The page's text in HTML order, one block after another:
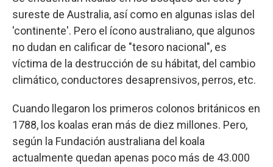
sureste de Australia, así como en algunas islas del
'continente'. Pero el ícono australiano, que algunos
no dudan en calificar de "tesoro nacional", es
víctima de la destrucción de su hábitat, del cambio
climático, conductores desaprensivos, perros, etc.
Cuando llegaron los primeros colonos británicos en
1788, los koalas eran más de diez millones. Pero,
según la Fundación australiana del koala
actualmente quedan apenas poco más de 43.000